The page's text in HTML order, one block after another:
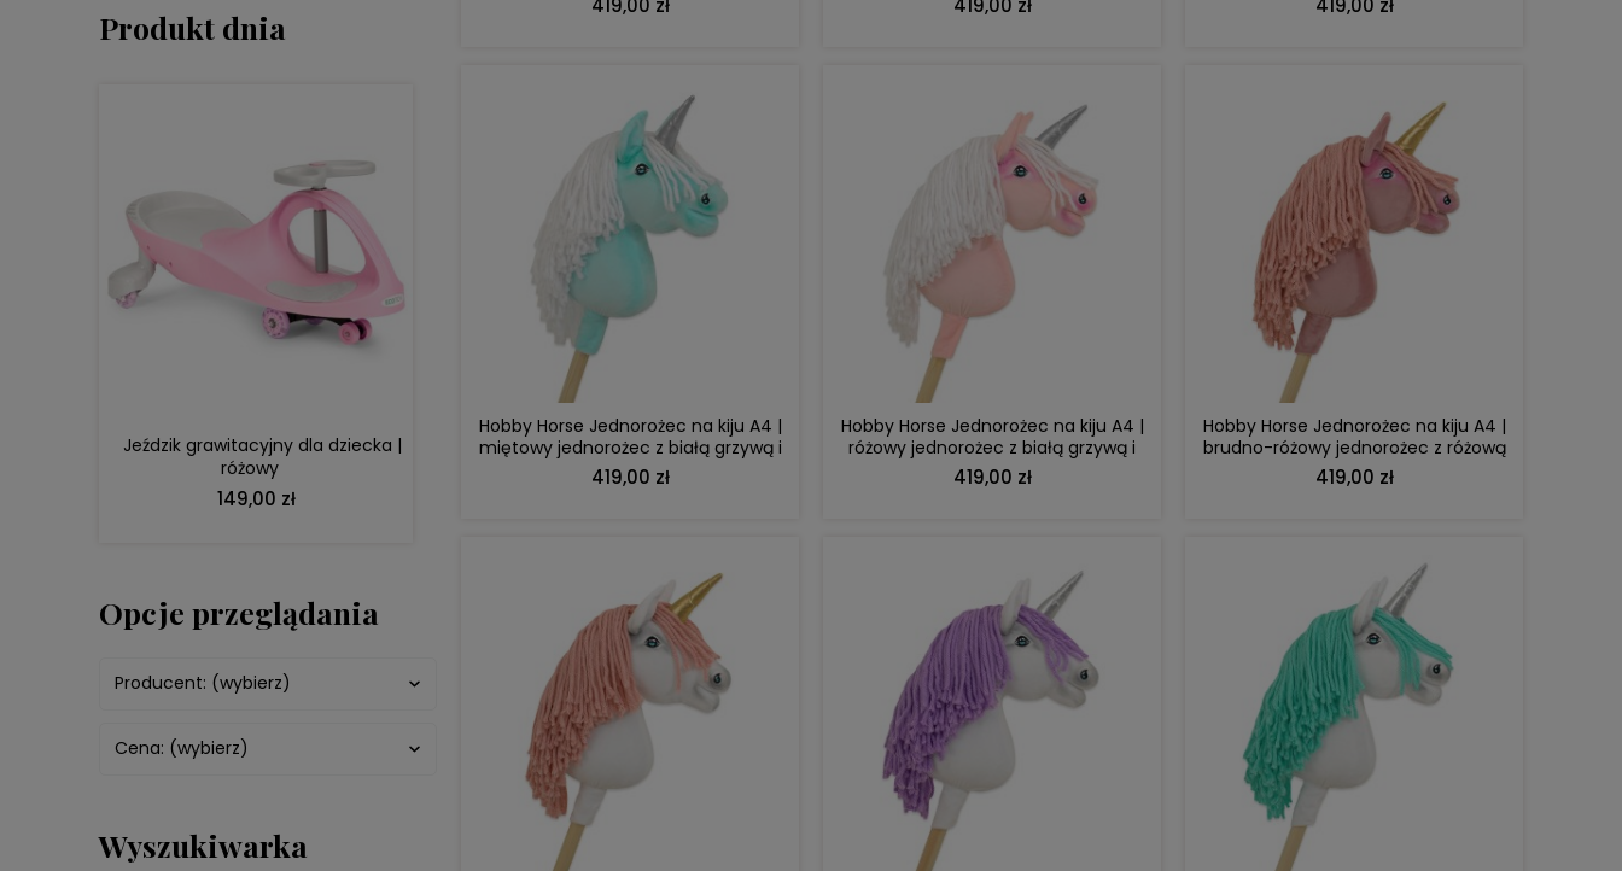
Produkt dnia
Jeździk grawitacyjny dla dziecka |
różowy
149,00 zł
DO KOSZYKA
Opcje przeglądania
Producent: (wybierz)
Cena: (wybierz)
Wyszukiwarka
Hobby Horse Jednorożec na kiju A4 |
miętowy jednorożec z białą grzywą i
srebrnym rogiem
419,00 zł
DO KOSZYKA
Hobby Horse Jednorożec na kiju A4 |
różowy jednorożec z białą grzywą i
srebrnym rogiem
419,00 zł
DO KOSZYKA
Hobby Horse Jednorożec na kiju A4 |
brudno-różowy jednorożec z różową
grzywą i złotym rogiem
419,00 zł
DO KOSZYKA
DO KOSZYKA